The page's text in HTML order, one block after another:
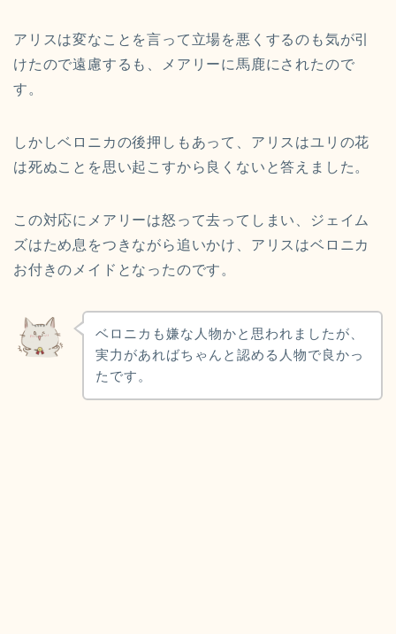
アリスは変なことを言って立場を悪くするのも気が引
けたので遠慮するも、メアリーに馬鹿にされたので
す。
しかしベロニカの後押しもあって、アリスはユリの花
は死ぬことを思い起こすから良くないと答えました。
この対応にメアリーは怒って去ってしまい、ジェイム
ズはため息をつきながら追いかけ、アリスはベロニカ
お付きのメイドとなったのです。
ベロニカも嫌な人物かと思われましたが、
実力があればちゃんと認める人物で良かっ
たです。